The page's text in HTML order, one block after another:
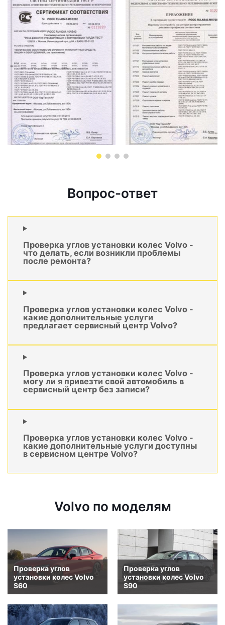
Вопрос-ответ
Проверка углов установки колес Volvo -
что делать, если возникли проблемы
после ремонта?
Проверка углов установки колес Volvo -
какие дополнительные услуги
предлагает сервисный центр Volvo?
Проверка углов установки колес Volvo -
могу ли я привезти свой автомобиль в
сервисный центр без записи?
Проверка углов установки колес Volvo -
какие дополнительные услуги доступны
в сервисном центре Volvo?
Volvo по моделям
Проверка углов
установки колес Volvo
S60
Проверка углов
установки колес Volvo
S90